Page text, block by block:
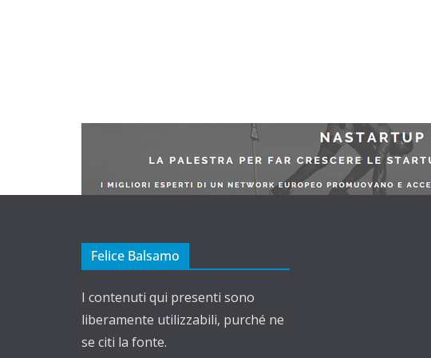
Felice Balsamo
I contenuti qui presenti sono
liberamente utilizzabili, purché ne
se citi la fonte.